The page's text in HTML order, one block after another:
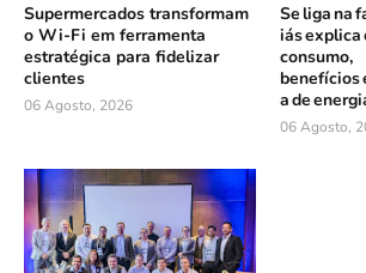
Supermercados transformam
o Wi-Fi em ferramenta
estratégica para fidelizar
clientes
06 Agosto, 2026
Se liga na
iás explica
consumo,
benefícios
a de
06 Agosto,